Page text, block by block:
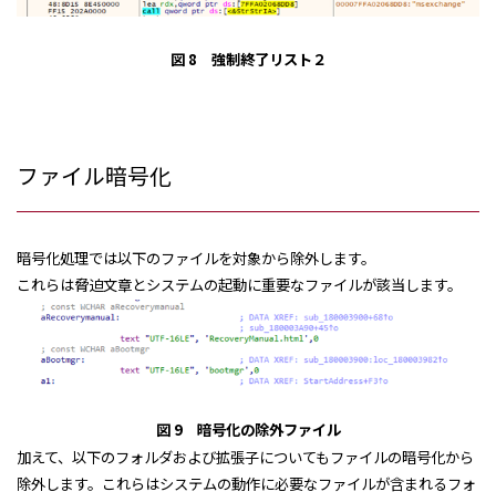
図 8 強制終了リスト２
ファイル暗号化
暗号化処理では以下のファイルを対象から除外します。
これらは脅迫文章とシステムの起動に重要なファイルが該当します。
図 9 暗号化の除外ファイル
加えて、以下のフォルダおよび拡張子についてもファイルの暗号化から
除外します。これらはシステムの動作に必要なファイルが含まれるフォ